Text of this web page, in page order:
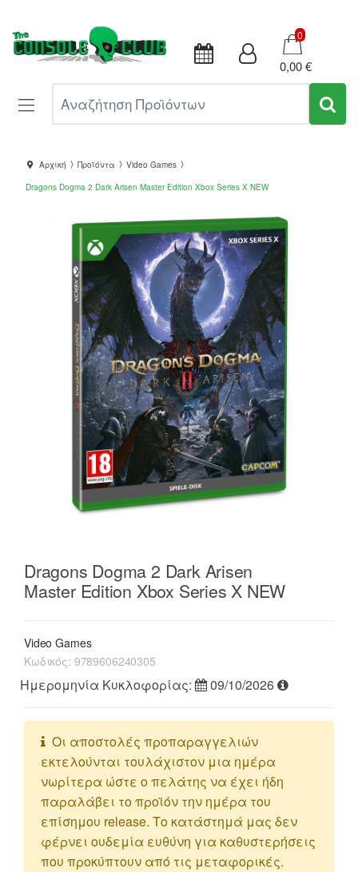
Καλάθι
0
0,00 €
Αρχική Προϊόντα
Video Games
Dragons Dogma 2 Dark Arisen Master Edition Xbox Series X NEW
Dragons Dogma 2 Dark Arisen
Master Edition Xbox Series X NEW
Video Games
Κωδικός: 9789606240305
Ημερομηνία Κυκλοφορίας: 09/10/2026
Οι αποστολές προπαραγγελιών
εκτελούνται τουλάχιστον μια ημέρα
νωρίτερα ώστε ο πελάτης να έχει ήδη
παραλάβει το προϊόν την ημέρα του
επίσημου release. Το κατάστημά μας δεν
φέρνει ουδεμία ευθύνη για καθυστερήσεις
που προκύπτουν από τις μεταφορικές.